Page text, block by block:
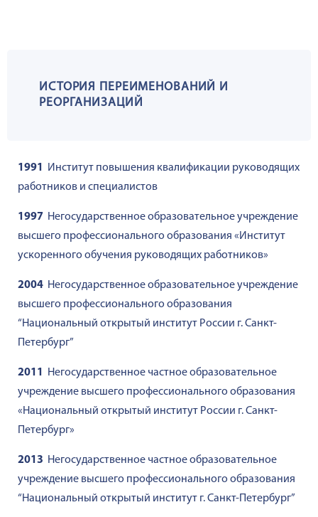
ИСТОРИЯ ПЕРЕИМЕНОВАНИЙ И
РЕОРГАНИЗАЦИЙ
1991
Институт повышения квалификации руководящих
работников и специалистов
1997 Негосударственное образовательное учреждение
высшего профессионального образования «Институт
ускоренного обучения руководящих работников»
2004 Негосударственное образовательное учреждение
высшего профессионального образования
“Национальный открытый институт России г. Санкт-
Петербург”
2011
Негосударственное частное образовательное
учреждение высшего профессионального образования
«Национальный открытый институт России г. Санкт-
Петербург»
2013 Негосударственное частное образовательное
учреждение высшего профессионального образования
“Национальный открытый институт г. Санкт-Петербург”